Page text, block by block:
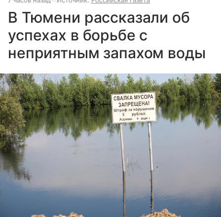
В Тюмени рассказали об
успехах в борьбе с
неприятным запахом воды